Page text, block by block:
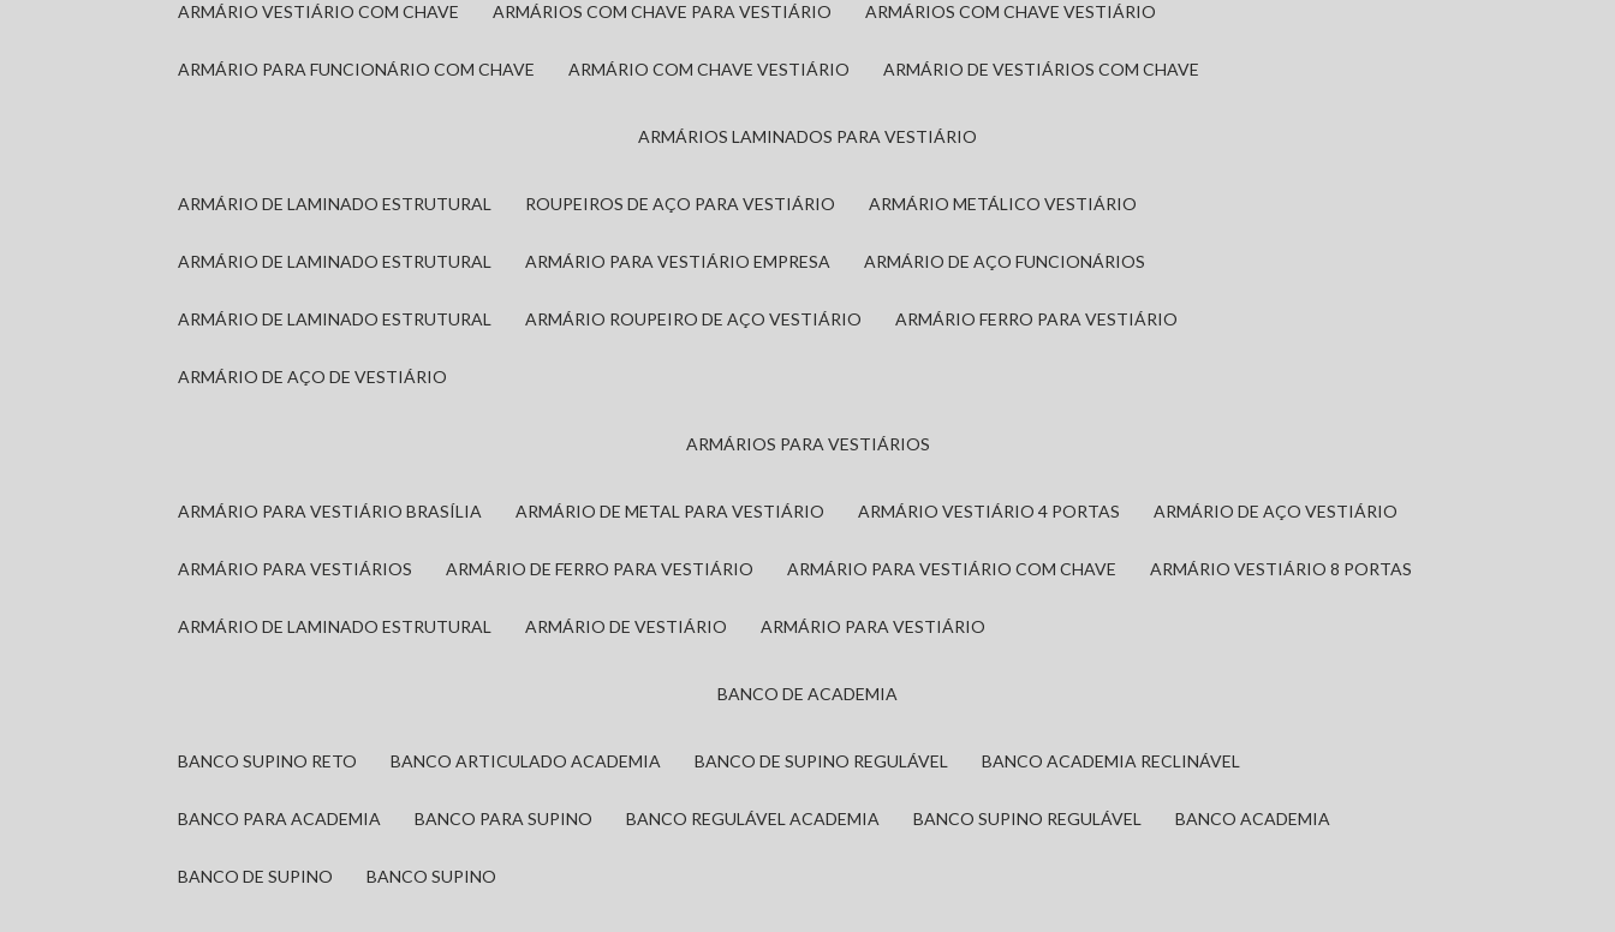
ARMÁRIO VESTIÁRIO COM CHAVE ARMÁRIOS COM CHAVE PARA VESTIÁRIO ARMÁRIOS COM CHAVE VESTIÁRIO
ARMÁRIO PARA FUNCIONÁRIO COM CHAVE ARMÁRIO COM CHAVE VESTIÁRIO ARMÁRIO DE VESTIÁRIOS COM CHAVE
ARMÁRIOS LAMINADOS PARA VESTIÁRIO
ARMÁRIO DE LAMINADO ESTRUTURAL ROUPEIROS DE AÇO PARA VESTIÁRIO ARMÁRIO METÁLICO VESTIÁRIO
ARMÁRIO DE LAMINADO ESTRUTURAL ARMÁRIO PARA VESTIÁRIO EMPRESA ARMÁRIO DE AÇO FUNCIONÁRIOS
ARMÁRIO DE LAMINADO ESTRUTURAL ARMÁRIO ROUPEIRO DE AÇO VESTIÁRIO ARMÁRIO FERRO PARA VESTIÁRIO
ARMÁRIO DE AÇO DE VESTIÁRIO
ARMÁRIOS PARA VESTIÁRIOS
ARMÁRIO PARA VESTIÁRIO BRASÍLIA ARMÁRIO DE METAL PARA VESTIÁRIO ARMÁRIO VESTIÁRIO 4 PORTAS ARMÁRIO DE AÇO VESTIÁRIO
ARMÁRIO PARA VESTIÁRIOS ARMÁRIO DE FERRO PARA VESTIÁRIO ARMÁRIO PARA VESTIÁRIO COM CHAVE ARMÁRIO VESTIÁRIO 8 PORTAS
ARMÁRIO DE LAMINADO ESTRUTURAL ARMÁRIO DE VESTIÁRIO ARMÁRIO PARA VESTIÁRIO
BANCO DE ACADEMIA
BANCO SUPINO RETO BANCO ARTICULADO ACADEMIA BANCO DE SUPINO REGULÁVEL BANCO ACADEMIA RECLINÁVEL
BANCO PARA ACADEMIA BANCO PARA SUPINO BANCO REGULÁVEL ACADEMIA BANCO SUPINO REGULÁVEL BANCO ACADEMIA
BANCO DE SUPINO BANCO SUPINO